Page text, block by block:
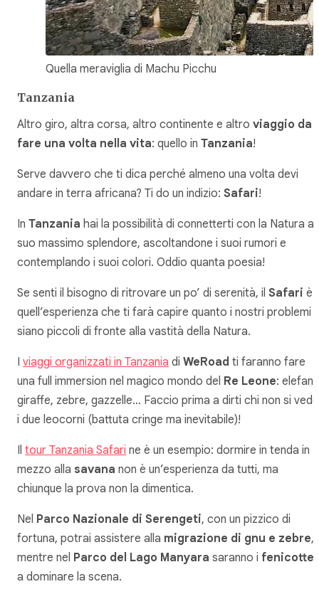
Quella meraviglia di Machu Picchu
Tanzania
Altro giro, altra corsa, altro continente e altro viaggio da
fare una volta nella vita: quello in Tanzania!
Serve davvero che ti dica perché almeno una volta devi
andare in terra africana? Ti do un indizio: Safari!
In Tanzania hai la possibilità di connetterti con la Natura al
suo massimo splendore, ascoltandone i suoi rumori e
contemplando i suoi colori. Oddio quanta poesia!
Se senti il bisogno di ritrovare un po’ di serenità, il Safari è
quell’esperienza che ti farà capire quanto i nostri problemi
siano piccoli di fronte alla vastità della Natura.
I viaggi organizzati in Tanzania di WeRoad ti faranno fare
una full immersion nel magico mondo del Re Leone:
giraffe, zebre, gazzelle… Faccio prima a dirti chi non si
i due leocorni (battuta cringe ma inevitabile)!
Il tour Tanzania Safari ne è un esempio: dormire in tenda in
mezzo alla savana non è un’esperienza da tutti, ma
chiunque la prova non la dimentica.
Nel Parco Nazionale di Serengeti, con un pizzico di
fortuna, potrai assistere alla migrazione di gnu e zebre,
mentre nel Parco del Lago Manyara saranno i
a dominare la scena.